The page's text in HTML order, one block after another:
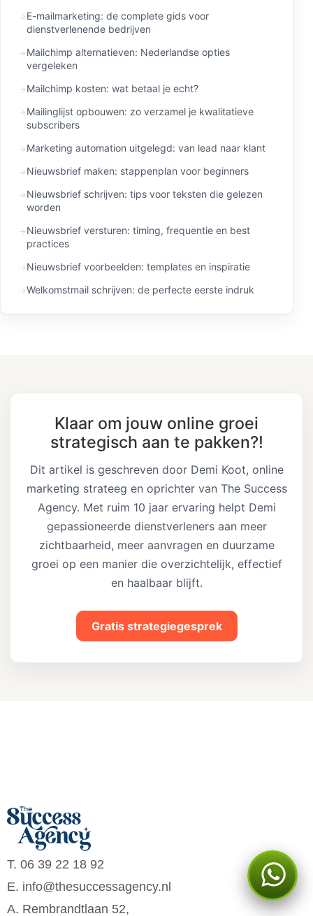
E-mailmarketing: de complete gids voor
dienstverlenende bedrijven
Mailchimp alternatieven: Nederlandse opties
vergeleken
Mailchimp kosten: wat betaal je echt?
Mailinglijst opbouwen: zo verzamel je kwalitatieve
subscribers
Marketing automation uitgelegd: van lead naar klant
Nieuwsbrief maken: stappenplan voor beginners
Nieuwsbrief schrijven: tips voor teksten die gelezen
worden
Nieuwsbrief versturen: timing, frequentie en best
practices
Nieuwsbrief voorbeelden: templates en inspiratie
Welkomstmail schrijven: de perfecte eerste indruk
Klaar om jouw online groei
strategisch aan te pakken?!
Dit artikel is geschreven door Demi Koot, online
marketing strateeg en oprichter van The Success
Agency. Met ruim 10 jaar ervaring helpt Demi
gepassioneerde dienstverleners aan meer
zichtbaarheid, meer aanvragen en duurzame
groei op een manier die overzichtelijk, effectief
en haalbaar blijft.
Gratis strategiegesprek
T. 06 39 22 18 92
E. info@thesuccessagency.nl
A. Rembrandtlaan 52,